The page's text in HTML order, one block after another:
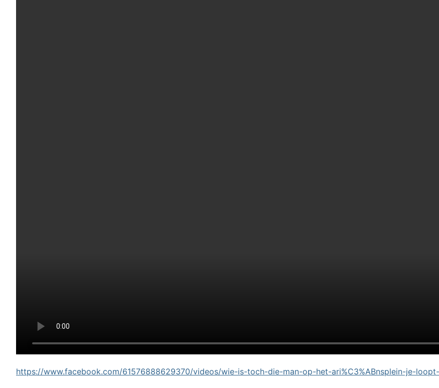
https://www.facebook.com/61576888629370/videos/wie-is-toch-die-man-op-het-ari%C3%ABnsplein-je-